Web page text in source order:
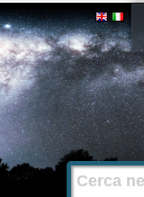
Cerca nel